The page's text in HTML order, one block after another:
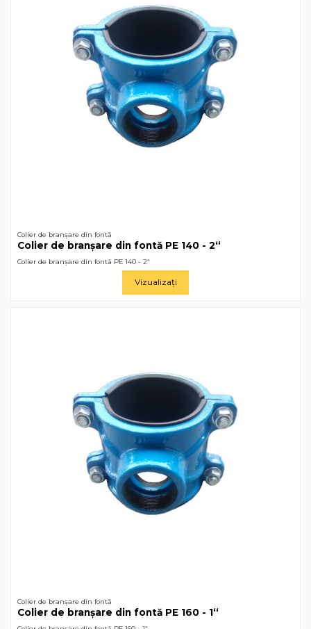
Colier de branșare din fontă
Colier de branșare din fontă РЕ 140 - 2“
Colier de branșare din fontă РЕ 140 - 2“
Vizualizați
Colier de branșare din fontă
Colier de branșare din fontă РЕ 160 - 1“